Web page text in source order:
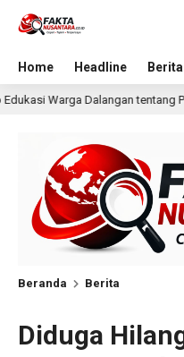
Home Headline Berita
Pencegahan KDRT dan
Beranda Berita
Diduga